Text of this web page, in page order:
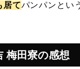
居てパンパンとい
梅田寮の感想